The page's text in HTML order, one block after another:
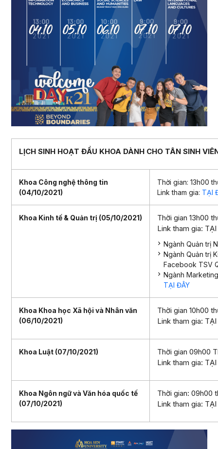
LỊCH SINH HOẠT ĐẦU KHOA DÀNH CHO TÂN SINH
Khoa Công nghệ thông tin
(04/10/2021)
Thời gian: 13h00
Link tham gia: TẠI
Khoa Kinh tế & Quản trị (05/10/2021)
Thời gian 13h00
Link tham gia:
Ngành Quản trị
Ngành Quản trị
Facebook TSV
Ngành
TẠI ĐÂY
Khoa Khoa học Xã hội và Nhân văn
(06/10/2021)
Thời gian 10h00
Link tham gia:
Khoa Luật (07/10/2021)
Thời gian 09h00
Link tham gia:
Khoa Ngôn ngữ và Văn hóa quốc tế
(07/10/2021)
Thời gian: 09h00
Link tham gia: